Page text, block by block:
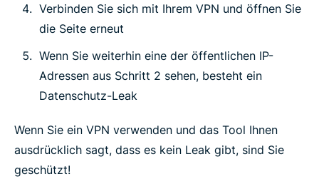
Verbinden Sie sich mit Ihrem VPN und öffnen Sie
die Seite erneut
Wenn Sie weiterhin eine der öffentlichen IP-
Adressen aus Schritt 2 sehen, besteht ein
Datenschutz-Leak
Wenn Sie ein VPN verwenden und das Tool Ihnen
ausdrücklich sagt, dass es kein Leak gibt, sind Sie
geschützt!